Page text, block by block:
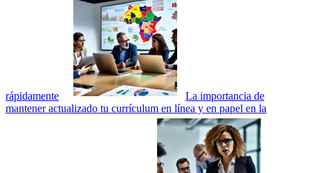
rápidamente
La importancia de
mantener actualizado tu currículum en línea y en papel en la